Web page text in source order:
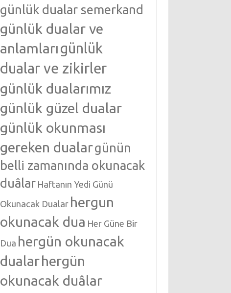
günlük dualar semerkand
günlük dualar ve
anlamlarıgünlük
dualar ve zikirler
günlük dualarımız
günlük güzel dualar
günlük okunması
gereken dualargünün
belli zamanında okunacak
duâlar Haftanın Yedi Günü
Okunacak Dualar hergun
okunacak dua Her Güne Bir
Dua hergün okunacak
dualarhergün
okunacak duâlar